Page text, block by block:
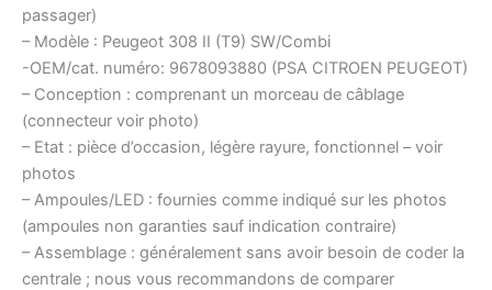
passager)
– Modèle : Peugeot 308 II (T9) SW/Combi
-OEM/cat. numéro: 9678093880 (PSA CITROEN PEUGEOT)
– Conception : comprenant un morceau de câblage
(connecteur voir photo)
– Etat : pièce d’occasion, légère rayure, fonctionnel – voir
photos
– Ampoules/LED : fournies comme indiqué sur les photos
(ampoules non garanties sauf indication contraire)
– Assemblage : généralement sans avoir besoin de coder la
centrale ; nous vous recommandons de comparer